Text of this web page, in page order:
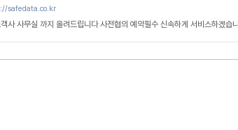
safedata.co.kr
사 사무실 까지 올려드립니다 사전협의 예약필수 신속하게 서비스하겠습니